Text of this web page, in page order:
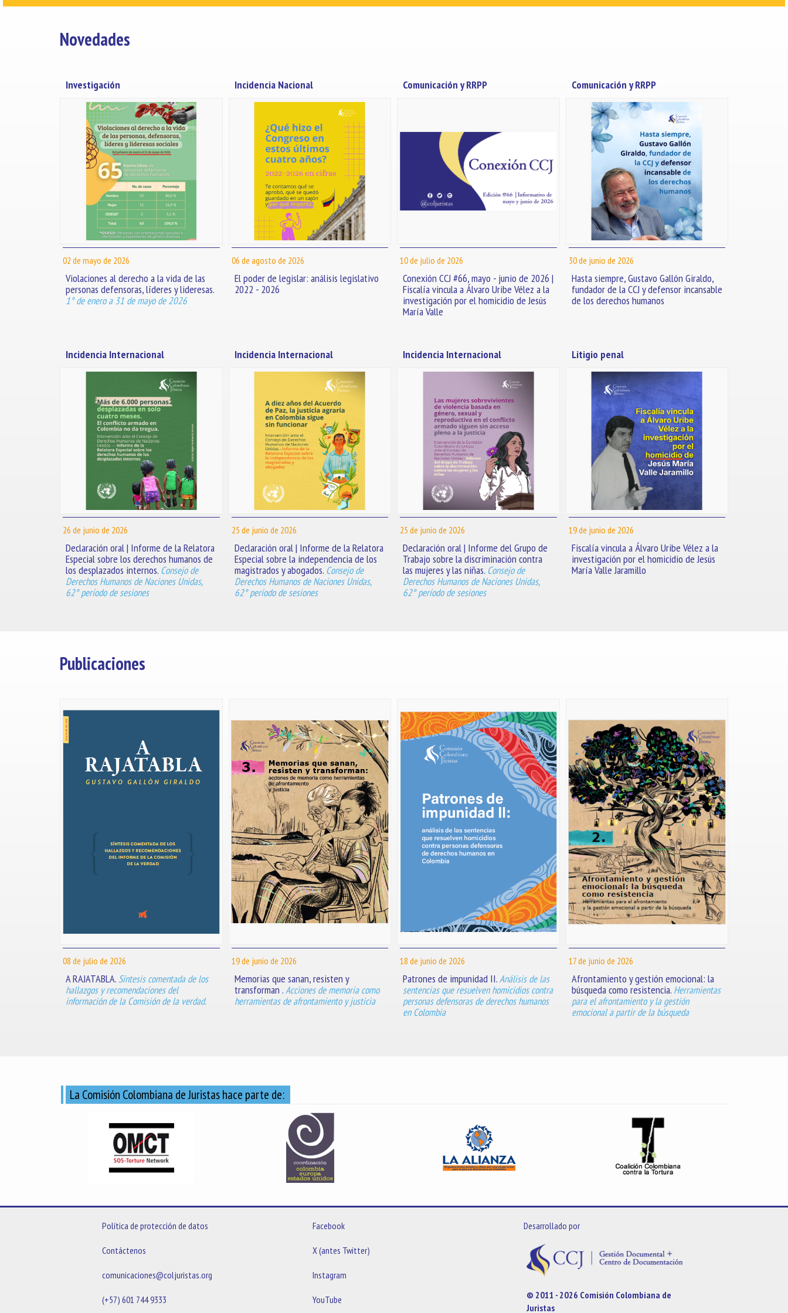
Novedades
Investigación
02 de mayo de 2026
Violaciones al derecho a la vida de las
personas defensoras, líderes y lideresas.
1° de enero a 31 de mayo de 2026
Incidencia Nacional
06 de agosto de 2026
El poder de legislar: análisis legislativo
2022 - 2026
Comunicación y RRPP
10 de julio de 2026
Conexión CCJ #66, mayo - junio de 2026 |
Fiscalía vincula a Álvaro Uribe Vélez a la
investigación por el homicidio de Jesús
María Valle
Comunicación y RRPP
30 de junio de 2026
Hasta siempre, Gustavo Gallón Giraldo,
fundador de la CCJ y defensor incansable
de los derechos humanos
Incidencia Internacional
26 de junio de 2026
Declaración oral | Informe de la Relatora
Especial sobre los derechos humanos de
los desplazados internos. Consejo de
Derechos Humanos de Naciones Unidas,
62° período de sesiones
Incidencia Internacional
25 de junio de 2026
Declaración oral | Informe de la Relatora
Especial sobre la independencia de los
magistrados y abogados. Consejo de
Derechos Humanos de Naciones Unidas,
62° período de sesiones
Incidencia Internacional
25 de junio de 2026
Declaración oral | Informe del Grupo de
Trabajo sobre la discriminación contra
las mujeres y las niñas. Consejo de
Derechos Humanos de Naciones Unidas,
62° período de sesiones
Litigio penal
19 de junio de 2026
Fiscalía vincula a Álvaro Uribe Vélez a la
investigación por el homicidio de Jesús
María Valle Jaramillo
Publicaciones
08 de julio de 2026
A RAJATABLA. Síntesis comentada de los
hallazgos y recomendaciones del
información de la Comisión de la verdad.
19 de junio de 2026
Memorias que sanan, resisten y
transforman .Acciones de memoria como
herramientas de afrontamiento y justicia
18 de junio de 2026
Patrones de impunidad II.Análisis de las
sentencias que resuelven homicidios contra
personas defensoras de derechos humanos
en Colombia
17 de junio de 2026
Afrontamiento y gestión emocional: la
búsqueda como resistencia. Herramientas
para el afrontamiento y la gestión
emocional a partir de la búsqueda
La Comisión Colombiana de Juristas hace parte de:
Política de protección de datos
Contáctenos
comunicaciones@coljuristas.org
(+57) 601 744 9333
Facebook
X (antes Twitter)
Instagram
YouTube
Desarrollado por
© 2011 - 2026 Comisión Colombiana de
Juristas